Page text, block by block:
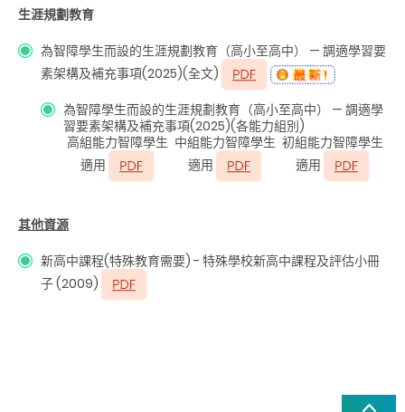
生涯規劃教育
為智障學生而設的生涯規劃教育（高小至高中） — 調適學習要
素架構及補充事項(2025)(全文)
為智障學生而設的生涯規劃教育（高小至高中） — 調適學
習要素架構及補充事項(2025)(各能力組別)
高組能力智障學生
適用
中組能力智障學生
適用
初組能力智障學生
適用
其他資源
新高中課程(特殊教育需要) - 特殊學校新高中課程及評估小冊
子 (2009)